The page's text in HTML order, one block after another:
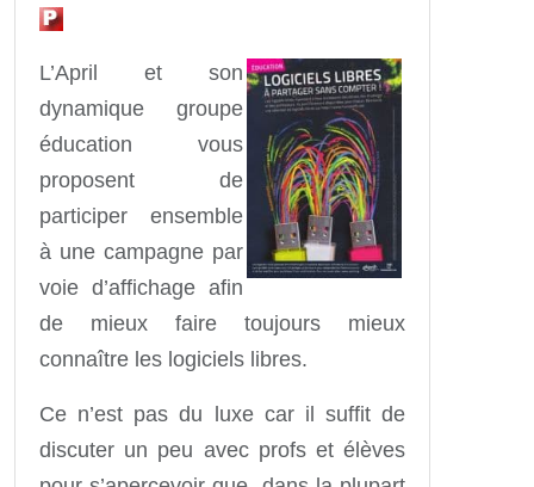
L’April et son
dynamique groupe
éducation vous
proposent de
participer ensemble
à une campagne par
voie d’affichage afin
de mieux faire toujours mieux
connaître les logiciels libres.
Ce n’est pas du luxe car il suffit de
discuter un peu avec profs et élèves